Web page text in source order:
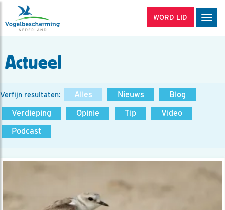
WORD LID
Actueel
Verfijn resultaten: Alles Nieuws
Blog
Verdieping
Opinie Tip
Video
Podcast